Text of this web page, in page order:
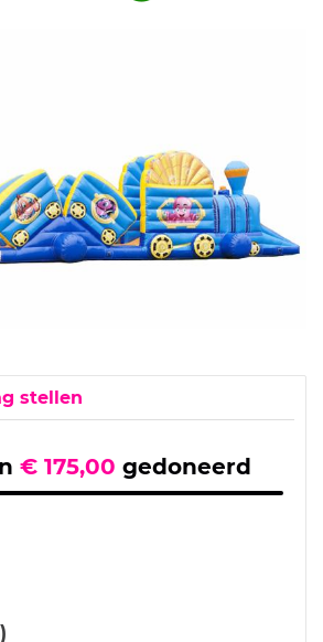
stellen
€ 175,00 gedoneerd